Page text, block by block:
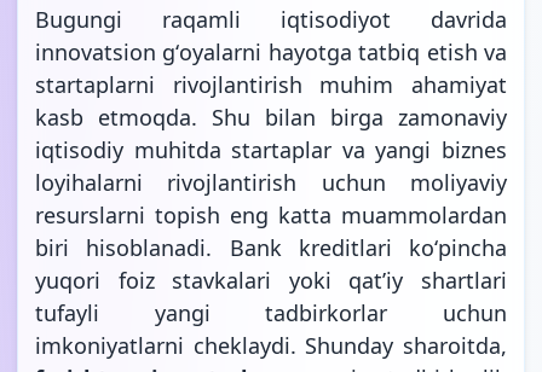
Bugungi raqamli iqtisodiyot davrida
innovatsion gʻoyalarni hayotga tatbiq etish va
startaplarni rivojlantirish muhim ahamiyat
kasb etmoqda. Shu bilan birga zamonaviy
iqtisodiy muhitda startaplar va yangi biznes
loyihalarni rivojlantirish uchun moliyaviy
resurslarni topish eng katta muammolardan
biri hisoblanadi. Bank kreditlari koʻpincha
yuqori foiz stavkalari yoki qatʼiy shartlari
tufayli yangi tadbirkorlar uchun
imkoniyatlarni cheklaydi. Shunday sharoitda,